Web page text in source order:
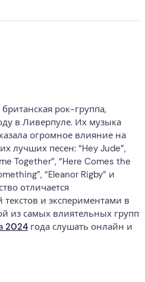
рок-группа,
в Ливерпуле. Их музыка
огромное влияние на
лучших песен: “Hey Jude”,
Together”, “Here Comes the
“Eleanor Rigby” и
отличается
и экспериментами в
из самых влиятельных групп
2024 года слушать онлайн и